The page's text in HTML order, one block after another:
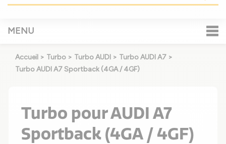
MENU
Accueil > Turbo > Turbo AUDI > Turbo AUDI A7 >
Turbo AUDI A7 Sportback (4GA / 4GF)
Turbo pour AUDI A7
Sportback (4GA / 4GF)